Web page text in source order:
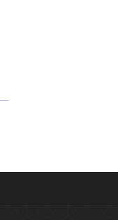
―